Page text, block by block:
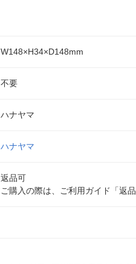
W148×H34×D148mm
不要
ハナヤマ
ハナヤマ
返品可
ご購入の際は、ご利用ガイド「返